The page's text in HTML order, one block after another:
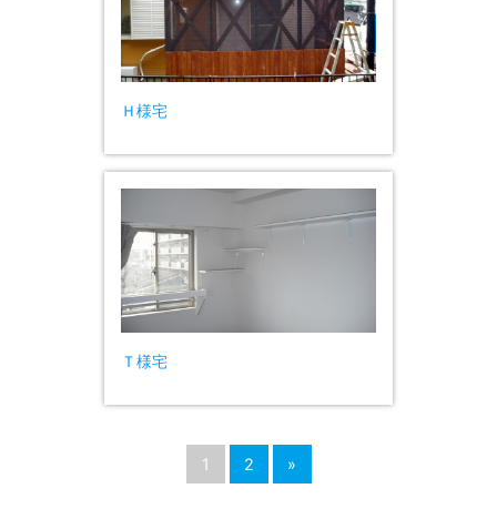
Ｈ様宅
Ｔ様宅
1 2 »